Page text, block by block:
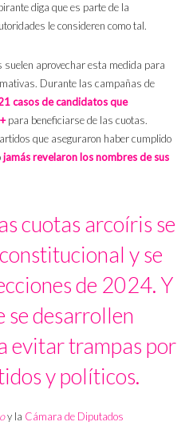
diga que es parte de la
le consideren como tal.
suelen aprovechar esta medida para
Durante las campañas de
casos de candidatos que
para beneficiarse de las cuotas.
que aseguraron haber cumplido
jamás revelaron los nombres de sus
cuotas arcoíris se
y se
de 2024. Y
se desarrollen
evitar trampas por
y políticos.
y la Cámara de Diputados